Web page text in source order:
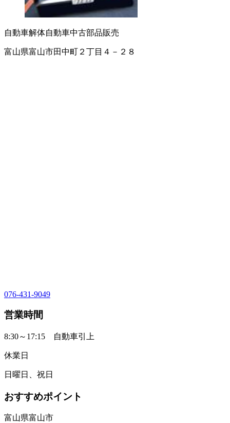
自動車解体自動車中古部品販売
富山県富山市田中町２丁目４－２８
076-431-9049
営業時間
8:30～17:15 自動車引上
休業日
日曜日、祝日
おすすめポイント
富山県富山市